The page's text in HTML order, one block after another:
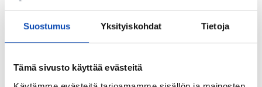
Suostumus Yksityiskohdat Tietoja
Tämä sivusto käyttää evästeitä
ostajille.
Tee ostotoimeksianto ja etsimme juuri